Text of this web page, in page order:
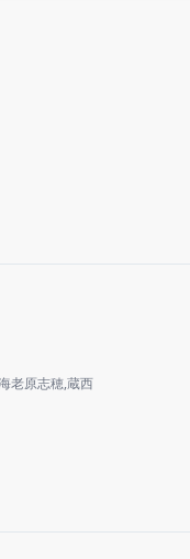
老原志穂,蔵西